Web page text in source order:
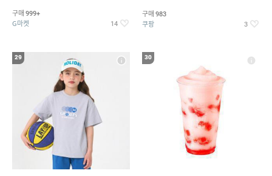
건 외 ~74%OFF
구매 999+
G마켓 14
구매 983
쿠팡 3
29 30